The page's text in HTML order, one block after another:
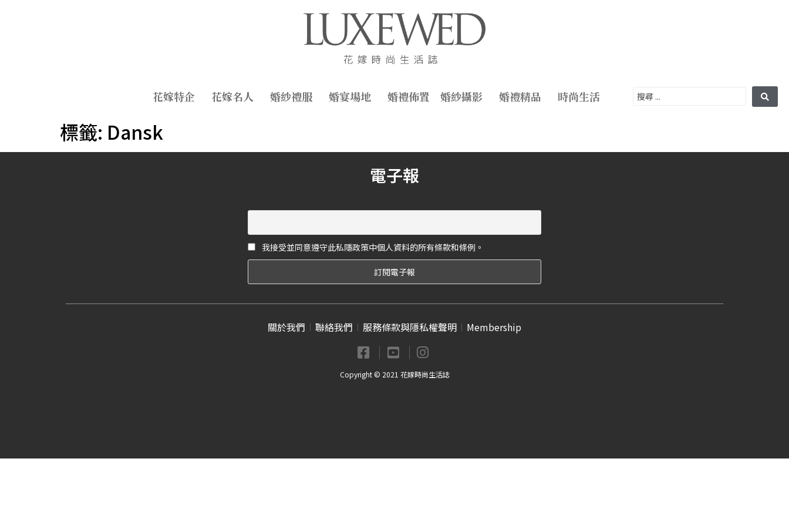
花嫁特企 花嫁名人 婚紗禮服 婚宴場地 婚禮佈置 婚紗攝影 婚禮精品 時尚生活
標籤: Dansk
電子報
我接受並同意遵守此私隱政策中個人資料的所有條款和條例。
關於我們 聯絡我們 服務條款與隱私權聲明 Membership
Copyright © 2021 花嫁時尚生活誌